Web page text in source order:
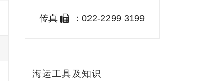
传真 ：022-2299 3199
海运工具及知识